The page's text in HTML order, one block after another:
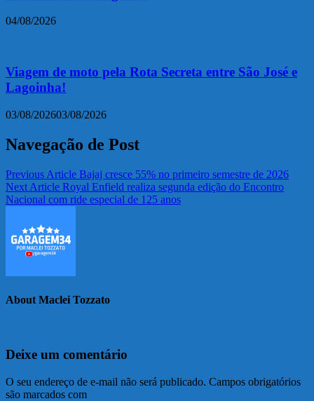
04/08/2026
Viagem de moto pela Rota Secreta entre São José e
Lagoinha!
03/08/202603/08/2026
Navegação de Post
Previous Article Bajaj cresce 55% no primeiro semestre de 2026
Next Article Royal Enfield realiza segunda edição do Encontro
Nacional com ride especial de 125 anos
About Maclei Tozzato
Deixe um comentário
O seu endereço de e-mail não será publicado. Campos obrigatórios
são marcados com